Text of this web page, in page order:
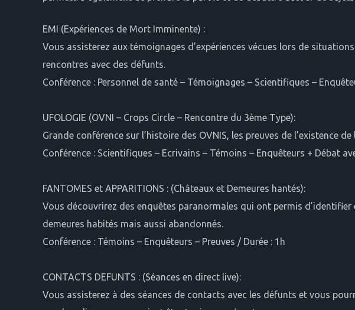
EMI (Expériences de Mort Imminente) :
Vous assisterez aux témoignages d’expériences vécues lors de
rencontres avec des défunts.
Conférence : Personnel de santé – Témoignages – Scientifiques –
UFOLOGIE (OVNI – Crops Circle – Rencontre du 3ème Type):
Grande conférence sur l’histoire des OVNIS, les preuves de l’existence
Conférence : Scientifiques – Ecrivains – Témoins – Enquêteurs + Débat
FANTOMES et APPARITIONS : (Châteaux et Demeures hantés):
Vous découvrirez des enquêtes paranormales qui ont permis
demeures habités mais aussi abandonnés.
Conférence : Témoins – Enquêteurs – Preuves / Durée : 1h
CONTACTS DEFUNTS : (Séances en direct live):
Vous assisterez à des séances de contacts avec les défunts et vous